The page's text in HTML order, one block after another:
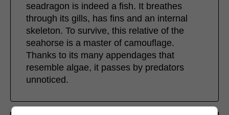
seadragon is indeed a fish. It breathes
through its gills, has fins and an internal
skeleton. To survive, this relative of the
seahorse is a master of camouflage.
Thanks to its many appendages that
resemble algae, it passes by predators
unnoticed.